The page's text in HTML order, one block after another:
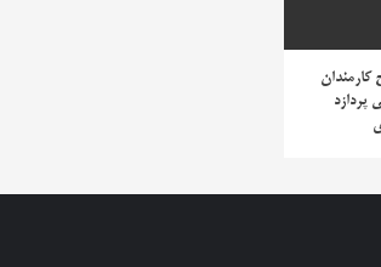
کارمندان
پردازد